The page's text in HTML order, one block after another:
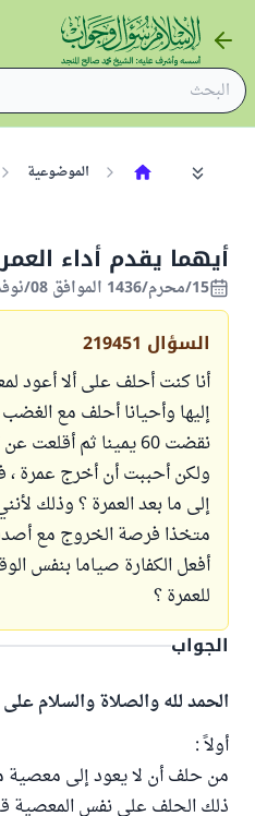
الموضوعية
أيهما يقدم أداء
15/محرم/1436 الموافق 08/نوفمبر/2014
السؤال 219451
أنا كنت أحلف على ألا أعود
إليها وأحيانا أحلف مع
نقضت 60 يمينا ثم
ولكن أحببت أن أخرج عمرة ،
إلى ما بعد العمرة ؟ وذلك
متخذا فرصة الخروج مع
أفعل الكفارة صياما بنفس
للعمرة ؟
الجواب
الحمد لله والصلاة والسلام
أولاً :
من حلف أن لا يعود إلى معصية
ذلك الحلف على نفس المعصية